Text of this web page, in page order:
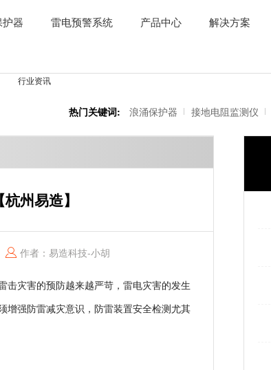
器 雷电预警系统 产品中心 解决方案
热门关键词: 浪涌保护器 接地电阻监测仪
州易造】
作者：易造科技-小胡
击灾害的预防越来越严苛，雷电灾害的发生
增强防雷减灾意识，防雷装置安全检测尤其